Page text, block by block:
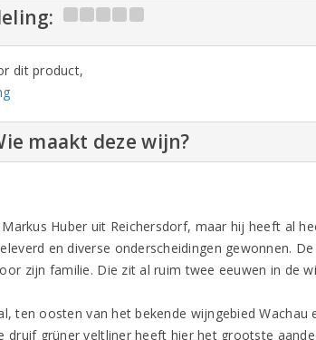
dit product,
maakt deze wijn?
Huber uit Reichersdorf, maar hij heeft al
en diverse onderscheidingen gewonnen.
zijn familie. Die zit al ruim twee eeuwen in de
ten oosten van het bekende wijngebied Wachau
druif grüner veltliner heeft hier het grootste